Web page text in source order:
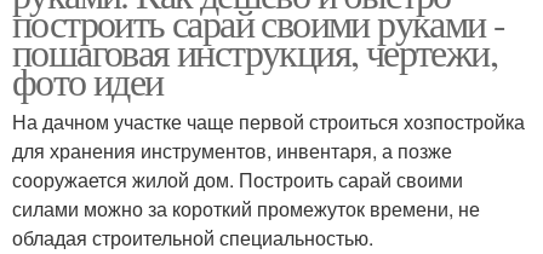
построить сарай своими руками -
пошаговая инструкция, чертежи,
фото идеи
На дачном участке чаще первой строиться хозпостройка
для хранения инструментов, инвентаря, а позже
сооружается жилой дом. Построить сарай своими
силами можно за короткий промежуток времени, не
обладая строительной специальностью.